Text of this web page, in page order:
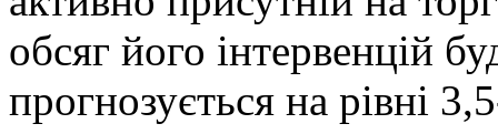
обсяг його інтервенцій
прогнозується на рівні